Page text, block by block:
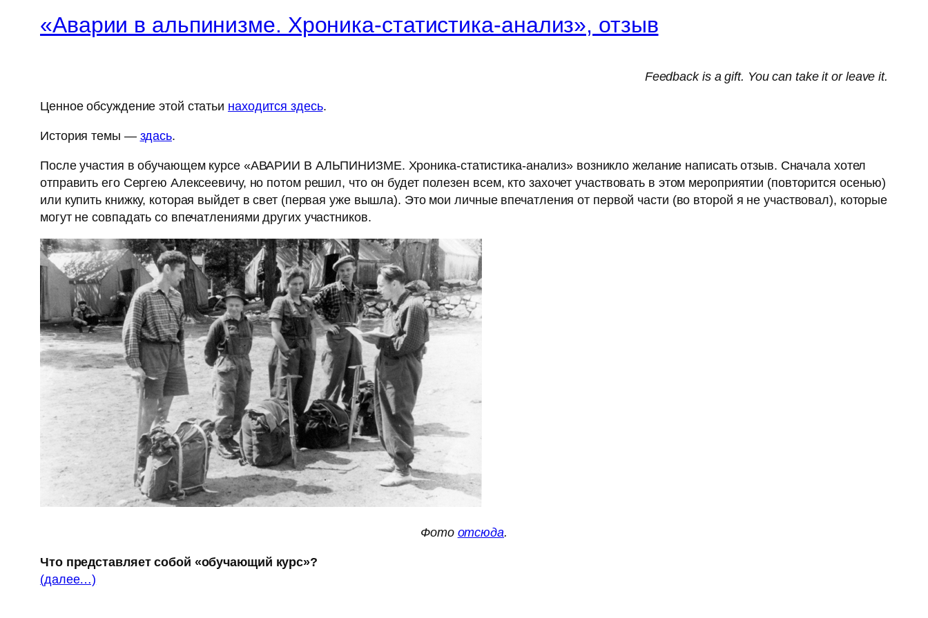
«Аварии в альпинизме. Хроника-статистика-анализ», отзыв
Feedback is a gift. You can take it or leave it.
Ценное обсуждение этой статьи находится здесь.
История темы — здась.
После участия в обучающем курсе «АВАРИИ В АЛЬПИНИЗМЕ. Хроника-статистика-анализ» возникло желание написать отзыв. Сначала хотел
отправить его Сергею Алексеевичу, но потом решил, что он будет полезен всем, кто захочет участвовать в этом мероприятии (повторится осенью)
или купить книжку, которая выйдет в свет (первая уже вышла). Это мои личные впечатления от первой части (во второй я не участвовал), которые
могут не совпадать со впечатлениями других участников.
Фото отсюда.
Что представляет собой «обучающий курс»?
(далее…)